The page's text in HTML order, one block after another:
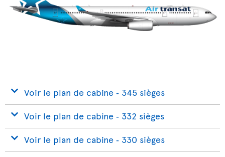
Voir le plan de cabine ‐ 345 sièges
Voir le plan de cabine ‐ 332 sièges
Voir le plan de cabine ‐ 330 sièges